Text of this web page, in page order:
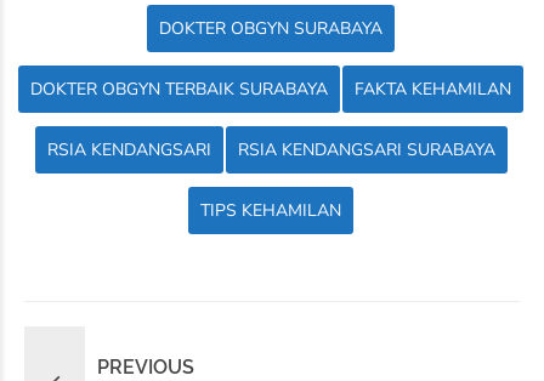
DOKTER OBGYN SURABAYA
DOKTER OBGYN TERBAIK SURABAYA FAKTA KEHAMILAN
RSIA KENDANGSARI RSIA KENDANGSARI SURABAYA
TIPS KEHAMILAN
PREVIOUS